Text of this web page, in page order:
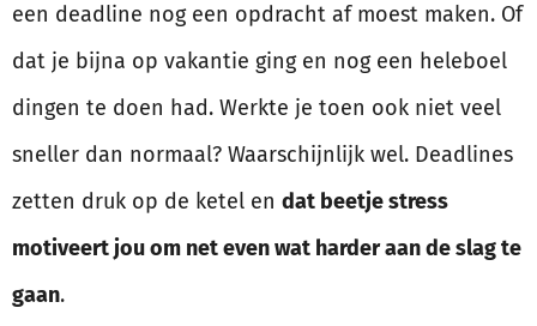
een deadline nog een opdracht af moest maken. Of
dat je bijna op vakantie ging en nog een heleboel
dingen te doen had. Werkte je toen ook niet veel
sneller dan normaal? Waarschijnlijk wel. Deadlines
zetten druk op de ketel en dat beetje stress
motiveert jou om net even wat harder aan de slag te
gaan.